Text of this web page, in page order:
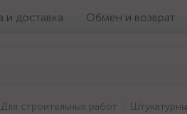
и доставка Обмен и возврат
Для строительных работ